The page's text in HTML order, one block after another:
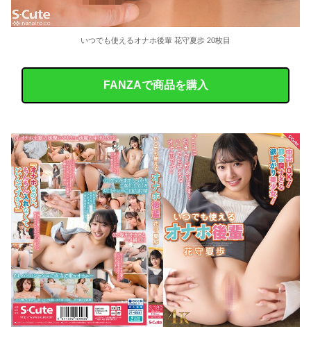
いつでも使えるオナホ後輩 花守夏歩 20枚目
FANZAで商品を購入